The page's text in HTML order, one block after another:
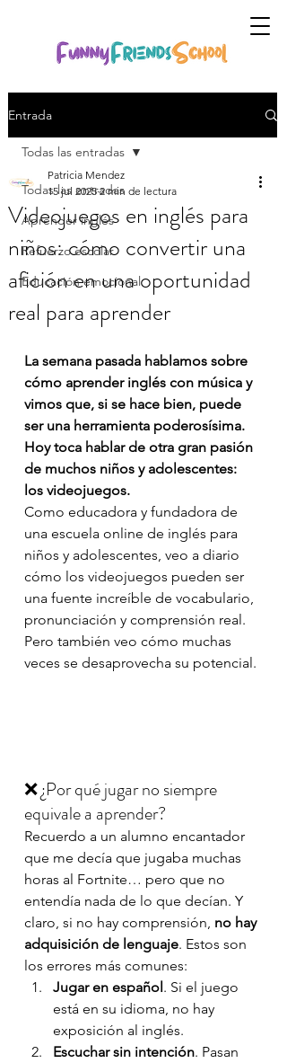
Entrada
Todas las entradas
Aprender inglés
Refuerzo escolar
Educación emocional
Todas las entradas
Videojuegos en inglés para
niños: cómo convertir una
afición en una oportunidad
real para aprender
Patricia Mendez
15 jul 2025 2 min de lectura
La semana pasada hablamos sobre
cómo aprender inglés con música y
vimos que, si se hace bien, puede
ser una herramienta poderosísima.
Hoy toca hablar de otra gran pasión
de muchos niños y adolescentes:
los videojuegos.
Como educadora y fundadora de
una escuela online de inglés para
niños y adolescentes, veo a diario
cómo los videojuegos pueden ser
una fuente increíble de vocabulario,
pronunciación y comprensión real.
Pero también veo cómo muchas
veces se desaprovecha su potencial.
❌ ¿Por qué jugar no siempre
equivale a aprender?
Recuerdo a un alumno encantador
que me decía que jugaba muchas
horas al Fortnite… pero que no
entendía nada de lo que decían. Y
claro, si no hay comprensión, no hay
adquisición de lenguaje. Estos son
los errores más comunes:
Jugar en español. Si el juego
está en su idioma, no hay
exposición al inglés.
Escuchar sin intención. Pasan